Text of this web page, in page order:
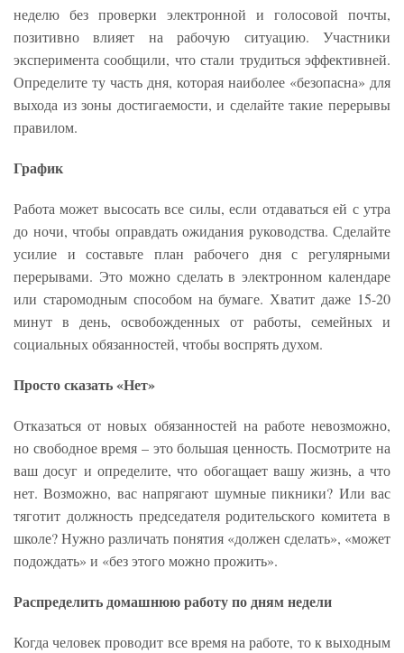
неделю без проверки электронной и голосовой почты,
позитивно влияет на рабочую ситуацию. Участники
эксперимента сообщили, что стали трудиться эффективней.
Определите ту часть дня, которая наиболее «безопасна» для
выхода из зоны достигаемости, и сделайте такие перерывы
правилом.
График
Работа может высосать все силы, если отдаваться ей с утра
до ночи, чтобы оправдать ожидания руководства. Сделайте
усилие и составьте план рабочего дня с регулярными
перерывами. Это можно сделать в электронном календаре
или старомодным способом на бумаге. Хватит даже 15-20
минут в день, освобожденных от работы, семейных и
социальных обязанностей, чтобы воспрять духом.
Просто сказать «Нет»
Отказаться от новых обязанностей на работе невозможно,
но свободное время – это большая ценность. Посмотрите на
ваш досуг и определите, что обогащает вашу жизнь, а что
нет. Возможно, вас напрягают шумные пикники? Или вас
тяготит должность председателя родительского комитета в
школе? Нужно различать понятия «должен сделать», «может
подождать» и «без этого можно прожить».
Распределить домашнюю работу по дням недели
Когда человек проводит все время на работе, то к выходным